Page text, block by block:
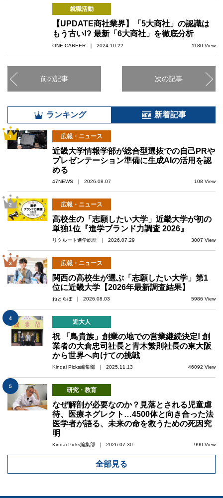
就職活動
【UPDATE商社業界】「5大商社」の認識は
もう古い!? 最新「6大商社」を徹底分析
ONE CAREER ｜ 2024.10.22 1180 View
前の記事 次の記事
ランキング 新着記事
1 広報・ニュース
近畿大学情報学部が総合型選抜での自己PRや
プレゼンテーション準備に生成AIの活用を認
める
47NEWS ｜ 2026.08.07 108 View
2 広報・ニュース
高校生の「志願したい大学」近畿大学が初の
単独1位『進学ブランド力調査 2026』
リクルート進学総研 ｜ 2026.07.29 3007 View
3 広報・ニュース
関西の高校生が選ぶ「志願したい大学」第1
位に近畿大学【2026年最新調査結果】
ねとらぼ ｜ 2026.08.03 5986 View
4
近大人
祝 「鳥貴族」創業の地での営業継続決定! 創
業者の大倉忠司社長と青木繁則社長の東大阪
から世界へ向けての挑戦
Kindai Picks編集部 ｜ 2025.11.13 46092 View
5
研究・教育
なぜ解剖が必要なのか？見落とされる児童虐
待、医療ネグレクト…4500体と向き合った法
医学者が語る、未来の命を救うための死因究
明
Kindai Picks編集部 ｜ 2026.07.30 990 View
全部見る